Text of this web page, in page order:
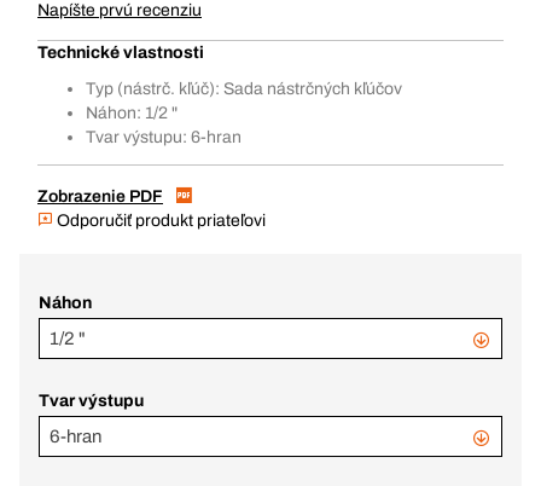
Napíšte prvú recenziu
Technické vlastnosti
Typ (nástrč. kľúč): Sada nástrčných kľúčov
Náhon: 1/2 "
Tvar výstupu: 6-hran
Zobrazenie PDF
Odporučiť produkt priateľovi
Náhon
1/2 "
Tvar výstupu
6-hran